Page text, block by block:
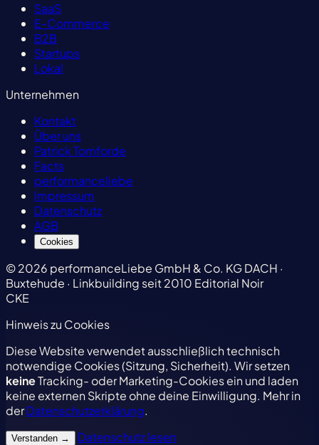
SaaS
E-Commerce
B2B
Startups
Lokal
Unternehmen
Kontakt
Über uns
Patrick Tomforde
Facts
performanceliebe
Impressum
Datenschutz
AGB
Cookies
© 2026 performanceLiebe GmbH & Co. KGDACH ·
Buxtehude · Linkbuilding seit 2010 Editorial Noir
CKE
Hinweis zu Cookies
Diese Website verwendet ausschließlich technisch
notwendige Cookies (Sitzung, Sicherheit). Wir setzen
keineTracking- oder Marketing-Cookies ein und laden
keine externen Skripte ohne deine Einwilligung. Mehr in
derDatenschutzerklärung.
Verstanden → Datenschutz lesen